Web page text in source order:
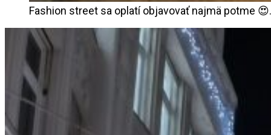
Fashion street sa oplatí objavovať najmä potme 😍.